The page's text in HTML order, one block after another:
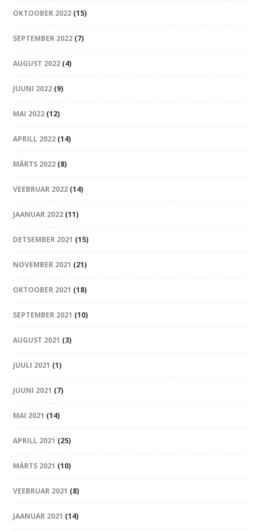
OKTOOBER 2022 (15)
SEPTEMBER 2022 (7)
AUGUST 2022 (4)
JUUNI 2022 (9)
MAI 2022 (12)
APRILL 2022 (14)
MÄRTS 2022 (8)
VEEBRUAR 2022 (14)
JAANUAR 2022 (11)
DETSEMBER 2021 (15)
NOVEMBER 2021 (21)
OKTOOBER 2021 (18)
SEPTEMBER 2021 (10)
AUGUST 2021 (3)
JUULI 2021 (1)
JUUNI 2021 (7)
MAI 2021 (14)
APRILL 2021 (25)
MÄRTS 2021 (10)
VEEBRUAR 2021 (8)
JAANUAR 2021 (14)